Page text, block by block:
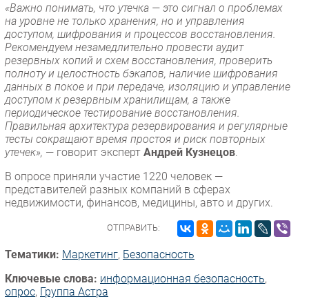
«Важно понимать, что утечка — это сигнал о проблемах
на уровне не только хранения, но и управления
доступом, шифрования и процессов восстановления.
Рекомендуем незамедлительно провести аудит
резервных копий и схем восстановления, проверить
полноту и целостность бэкапов, наличие шифрования
данных в покое и при передаче, изоляцию и управление
доступом к резервным хранилищам, а также
периодическое тестирование восстановления.
Правильная архитектура резервирования и регулярные
тесты сокращают время простоя и риск повторных
утечек», — говорит эксперт Андрей Кузнецов
В опросе приняли участие 1220 человек —
представителей разных компаний в сферах
недвижимости, финансов, медицины, авто и других.
ОТПРАВИТЬ:
Тематики: Маркетинг, Безопасность
Ключевые слова: информационная безопасность,
опрос, Группа Астра